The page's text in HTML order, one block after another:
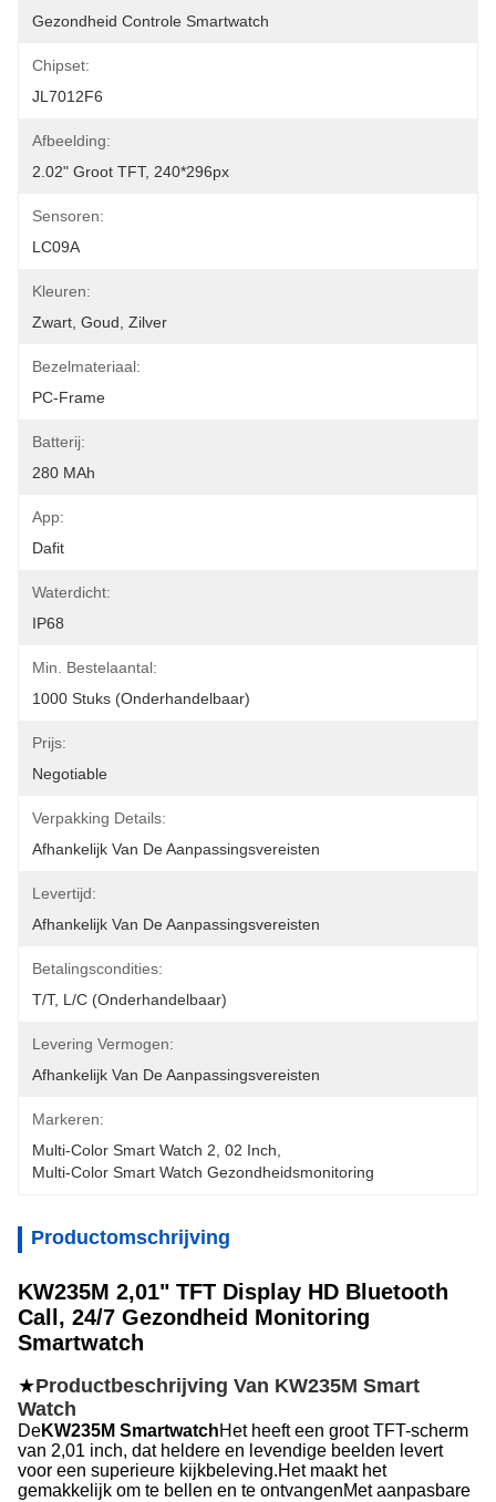
Gezondheid Controle Smartwatch
Chipset:
JL7012F6
Afbeelding:
2.02" Groot TFT, 240*296px
Sensoren:
LC09A
Kleuren:
Zwart, Goud, Zilver
Bezelmateriaal:
PC-Frame
Batterij:
280 MAh
App:
Dafit
Waterdicht:
IP68
Min. Bestelaantal:
1000 Stuks (onderhandelbaar)
Prijs:
Negotiable
Verpakking Details:
Afhankelijk Van De Aanpassingsvereisten
Levertijd:
Afhankelijk Van De Aanpassingsvereisten
Betalingscondities:
T/T, L/C (onderhandelbaar)
Levering Vermogen:
Afhankelijk Van De Aanpassingsvereisten
Markeren:
Multi-Color Smart Watch 2 02 Inch
Multi-Color Smart Watch Gezondheidsmonitoring
Productomschrijving
KW235M 2,01" TFT Display HD Bluetooth
Call, 24/7 Gezondheid Monitoring
Smartwatch
★Productbeschrijving Van KW235M Smart
Watch
DeKW235M SmartwatchHet heeft een groot TFT-scherm
van 2,01 inch, dat heldere en levendige beelden levert
voor een superieure kijkbeleving.Het maakt het
gemakkelijk om te bellen en te ontvangenMet aanpasbare